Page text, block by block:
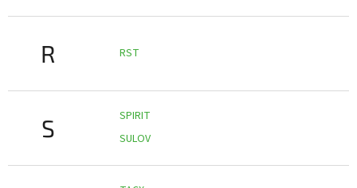
R RST
S
SPIRIT
SULOV